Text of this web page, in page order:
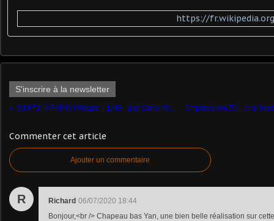
https://
S'inscrire à la newsletter
Sd.Kfz. 9 FAMO (Wespe - 1/48 - par Carol Westerhoff)
Commenter cet article
Ajouter un commentaire
R Richard 06/07/2020 18:44
Bonjour,<br /> Chapeau bas Yan, une bien belle réalisation sur